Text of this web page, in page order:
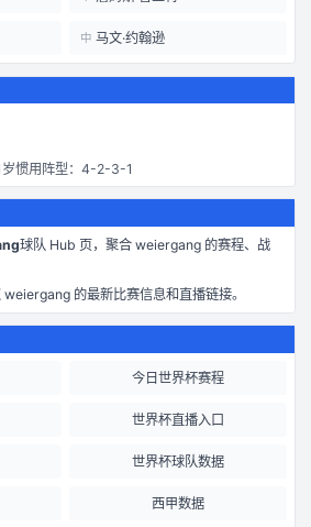
中 马文·约翰逊
岁惯用阵型： 4-2-3-1
球队 Hub 页，聚合 weiergang 的赛程、战
weiergang 的最新比赛信息和直播链接。
今日世界杯赛程
世界杯直播入口
世界杯球队数据
西甲数据